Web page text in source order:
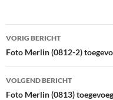
Bericht
navigatie
VORIG BERICHT
Foto Merlin (0812-2)
VOLGEND BERICHT
Foto Merlin (0813)